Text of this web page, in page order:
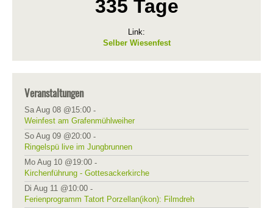
335 Tage
Link:
Selber Wiesenfest
Veranstaltungen
Sa Aug 08 @15:00 -
Weinfest am Grafenmühlweiher
So Aug 09 @20:00 -
Ringelspü live im Jungbrunnen
Mo Aug 10 @19:00 -
Kirchenführung - Gottesackerkirche
Di Aug 11 @10:00 -
Ferienprogramm Tatort Porzellan(ikon): Filmdreh